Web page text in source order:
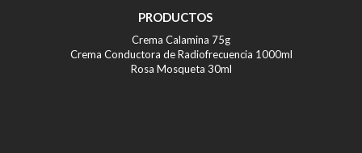
PRODUCTOS
Crema Calamina 75g
Crema Conductora de Radiofrecuencia 1000ml
Rosa Mosqueta 30ml